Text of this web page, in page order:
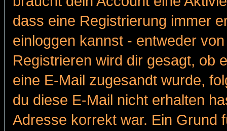
dass eine Registrierung immer
einloggen kannst - entweder
Registrieren wird dir gesagt, ob
eine E-Mail zugesandt wurde,
du diese E-Mail nicht erhalten
Adresse korrekt war. Ein Grund